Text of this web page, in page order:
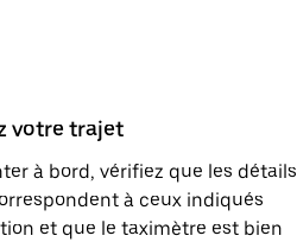
votre trajet
à bord, vérifiez que les détails
à ceux indiqués
et que le taximètre est bien